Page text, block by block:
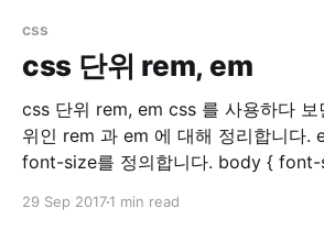
css
css 단위 rem, em
css 단위 rem, em css 를 사용하다 보면 만나게 되는 단
위인 rem 과 em 에 대해 정리합니다. em em 은 현재
font-size를 정의합니다. body { font-size: 14px; } div {
을 한다면 body안의 폰트는 모두
29 Sep 20171 min read